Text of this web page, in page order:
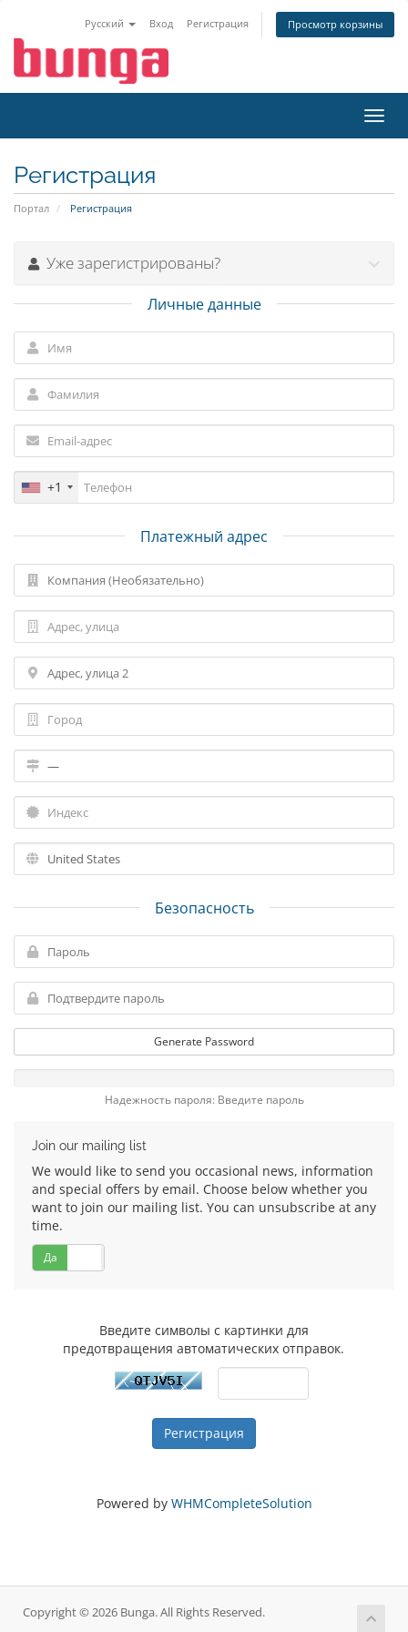
Русский Вход Регистрация Просмотр корзины
Регистрация
Портал Регистрация
Уже зарегистрированы?
Личные данные
+1
Платежный адрес
Безопасность
Generate Password
Надежность пароля: Введите пароль
Join our mailing list
We would like to send you occasional news, information
and special offers by email. Choose below whether you
want to join our mailing list. You can unsubscribe at any
time.
Да
Введите символы с картинки для
предотвращения автоматических отправок.
Powered by WHMCompleteSolution
Copyright © 2026 Bunga. All Rights Reserved.